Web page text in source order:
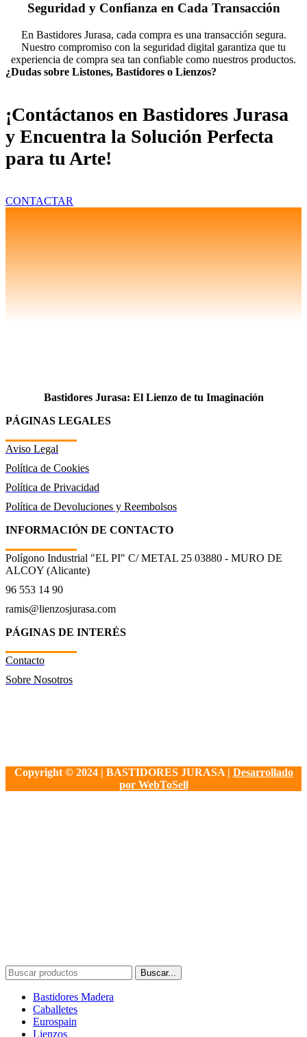
Seguridad y Confianza en Cada Transacción
En Bastidores Jurasa, cada compra es una transacción segura.
Nuestro compromiso con la seguridad digital garantiza que tu
experiencia de compra sea tan confiable como nuestros productos.
¿Dudas sobre Listones, Bastidores o Lienzos?
¡Contáctanos en Bastidores Jurasa
y Encuentra la Solución Perfecta
para tu Arte!
CONTACTAR
Bastidores Jurasa: El Lienzo de tu Imaginación
PÁGINAS LEGALES
Aviso Legal
Política de Cookies
Política de Privacidad
Política de Devoluciones y Reembolsos
INFORMACIÓN DE CONTACTO
Polígono Industrial "EL PI" C/ METAL 25 03880 - MURO DE
ALCOY (Alicante)
96 553 14 90
ramis@lienzosjurasa.com
PÁGINAS DE INTERÉS
Contacto
Sobre Nosotros
Copyright © 2024 | BASTIDORES JURASA | Desarrollado
por WebToSell
Buscar...
Bastidores Madera
Caballetes
Eurospain
Lienzos